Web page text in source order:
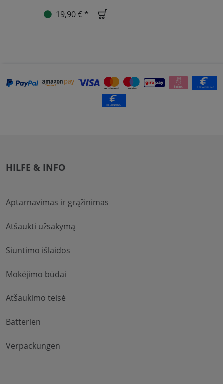
19,90 € *
HILFE & INFO
Aptarnavimas ir grąžinimas
Atšaukti užsakymą
Siuntimo išlaidos
Mokėjimo būdai
Atšaukimo teisė
Batterien
Verpackungen